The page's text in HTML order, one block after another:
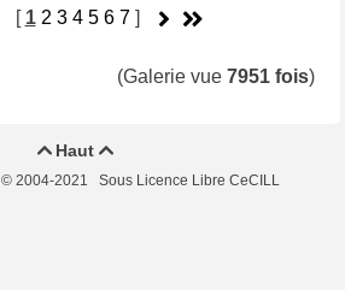
[ 1 2 3 4 5 6 7]
(Galerie vue 7951 fois)
Haut 
© 2004-2021 Sous Licence Libre CeCILL